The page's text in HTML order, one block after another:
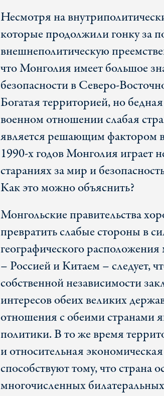
Несмотря на
которые продолжили гонку за
внешнеполитическую
что Монголия имеет большое
безопасности в Северо-
Богатая территорией, но
военном отношении слабая
является решающим фактором
1990-х годов Монголия играет
стараниях за мир и
Как это можно объяснить?
Монгольские правительства
превратить слабые стороны в
географического
– Россией и Китаем – следует,
собственной независимости
интересов обеих великих
отношения с обеими странами
политики. В то же время
и относительная
способствуют тому, что страна
многочисленных